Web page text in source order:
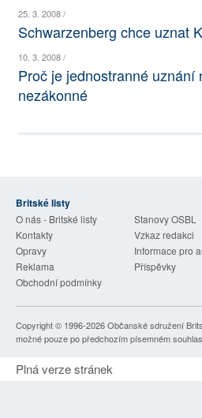
AUTOŘI
SOCIÁLNÍ SÍTĚ
25. 3. 2008 /
Schwarzenberg chce uznat
10. 3. 2008 /
Proč je jednostranné uznání
nezákonné
Britské listy
O nás - Britské listy
Stanovy OSBL
Kontakty
Vzkaz redakci
Opravy
Informace pro
Reklama
Příspěvky
Obchodní podmínky
Copyright © 1996-2026Občanské sdružení
možné pouze po předchozím písemném
Plná verze stránek